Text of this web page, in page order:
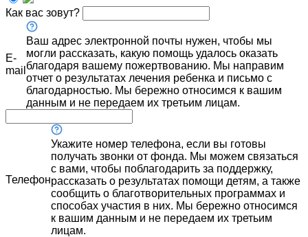
Как вас зовут?
E-
mail
Ваш адрес электронной почты нужен, чтобы мы
могли рассказать, какую помощь удалось оказать
благодаря вашему пожертвованию. Мы направим
отчет о результатах лечения ребенка и письмо с
благодарностью. Мы бережно относимся к вашим
данным и не передаем их третьим лицам.
Телефон
Укажите номер телефона, если вы готовы
получать звонки от фонда. Мы можем связаться
с вами, чтобы поблагодарить за поддержку,
рассказать о результатах помощи детям, а также
сообщить о благотворительных программах и
способах участия в них. Мы бережно относимся
к вашим данным и не передаем их третьим
лицам.